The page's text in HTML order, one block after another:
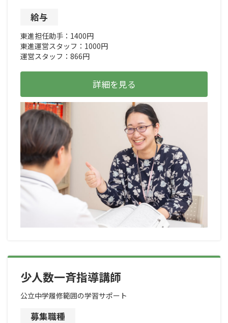
給与
東進担任助手：1400円
東進運営スタッフ：1000円
運営スタッフ：866円
詳細を見る
少人数一斉指導講師
公立中学履修範囲の学習サポート
募集職種